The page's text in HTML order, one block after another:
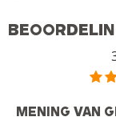
MENING VAN